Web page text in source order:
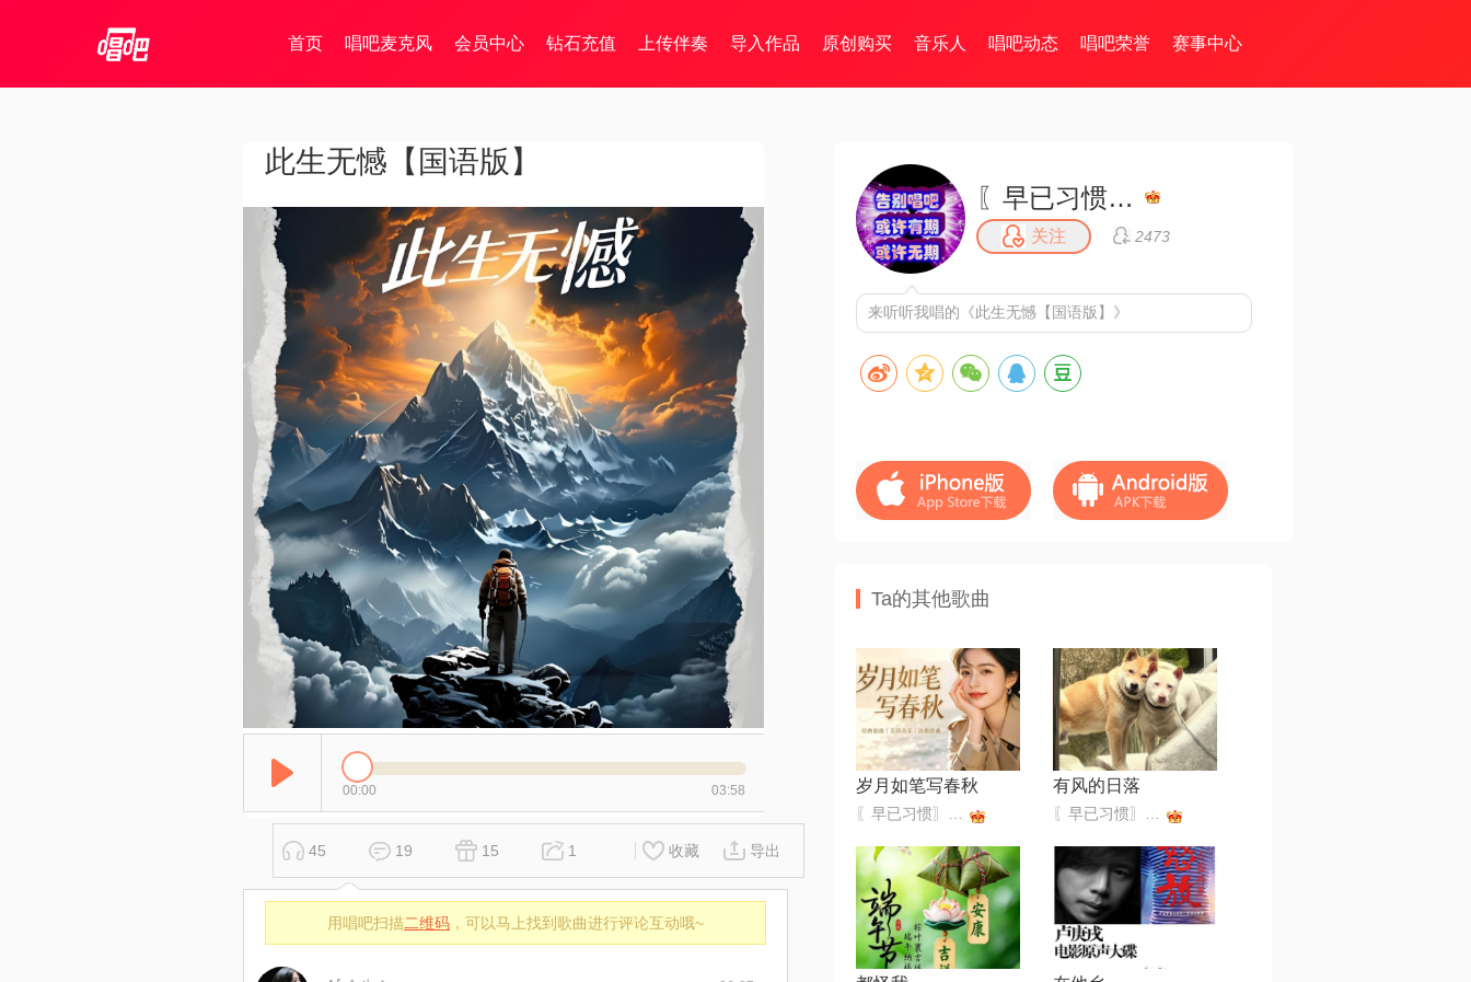
首页 唱吧麦克风 会员中心 钻石充值 上传伴奏 导入作品 原创购买 音乐人 唱吧动态 唱吧荣誉 赛事中心
此生无憾【国语版】
00:00 03:58
45 19 15 1 收藏 导出
用唱吧扫描二维码 ，可以马上找到歌曲进行评论互动哦~
〖早已习惯〗不收礼不还礼
关注 2473
来听听我唱的《此生无憾【国语版】》
Ta的其他歌曲
岁月如笔写春秋 有风的日落